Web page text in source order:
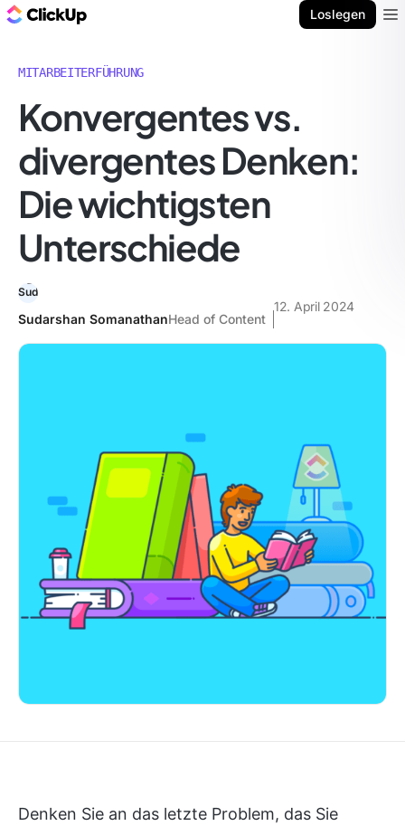
Loslegen
MITARBEITERFÜHRUNG
Konvergentes vs.
divergentes Denken:
Die wichtigsten
Unterschiede
Sudarshan SomanathanHead of Content
12. April 2024
Denken Sie an das letzte Problem, das Sie